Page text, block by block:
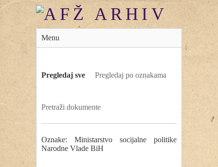
Menu
Pregledaj sve Pregledaj po oznakama
Pretraži dokumente
Oznake: Ministarstvo socijalne politike
Narodne Vlade BiH